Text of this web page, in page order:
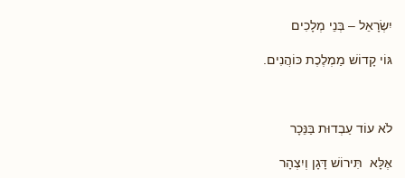
יִשְׂרָאֵל – בְּנֵי מְלָכִים
גּוֹי קָדוֹשׁ מַמְלֶכֶת כּוֹהֲנִים.
לֹא עוֹד עַבְדוּת בַּנֵּכָר
אֶלָּא תִּירוֹשׁ דָּגָן וְיִצְהָר